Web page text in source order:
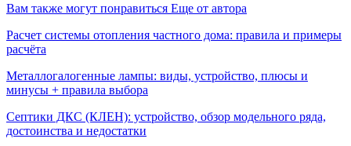
Вам также могут понравиться Еще от автора
Расчет системы отопления частного дома: правила и примеры
расчёта
Металлогалогенные лампы: виды, устройство, плюсы и
минусы + правила выбора
Септики ДКС (КЛЕН): устройство, обзор модельного ряда,
достоинства и недостатки